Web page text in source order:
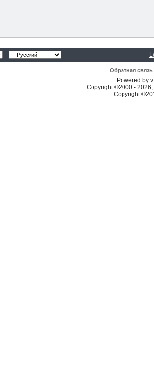
Обратная связь
Powered by
Copyright ©2000 -
Copyright